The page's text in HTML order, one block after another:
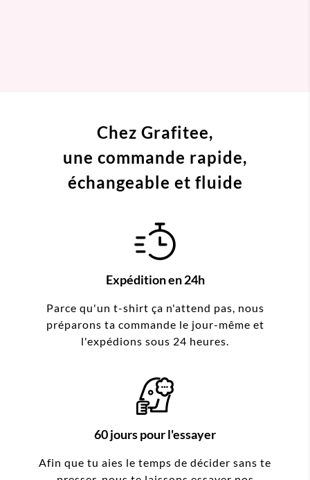
Chez Grafitee,
une commande rapide,
échangeable et fluide
Expédition en 24h
Parce qu'un t-shirt ça n'attend pas, nous
préparons ta commande le jour-même et
l'expédions sous 24 heures.
60 jours pour l'essayer
Afin que tu aies le temps de décider sans te